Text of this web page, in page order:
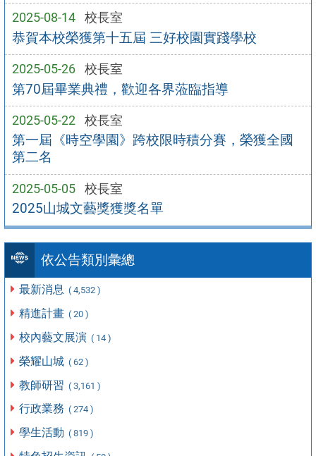
2025-08-14 校長室
恭賀本校榮獲第十五屆 三好校園實踐學校
2025-05-26 校長室
第70屆畢業典禮，歡迎各界蒞臨指導
2025-05-22 校長室
第一屆《時空學園》跨校限時積分賽，榮獲全國
第二名
2025-05-05 校長室
2025山城文藝獎獲獎名單
依公告類別彙總
最新消息 ( 4,532 )
精進計畫 ( 20 )
校內藝文展演 ( 14 )
榮耀山城 ( 62 )
教師研習 ( 3,161 )
行政業務 ( 274 )
學生活動 ( 819 )